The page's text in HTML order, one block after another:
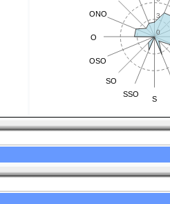
S
SSO
SO
OSO
O
ONO
0
3